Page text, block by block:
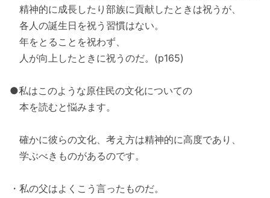
精神的に成長したり部族に貢献したときは祝うが、
各人の誕生日を祝う習慣はない。
年をとることを祝わず、
人が向上したときに祝うのだ。(p165)
●私はこのような原住民の文化についての
本を読むと悩みます。
確かに彼らの文化、考え方は精神的に高度であり、
学ぶべきものがあるのです。
・私の父はよくこう言ったものだ。